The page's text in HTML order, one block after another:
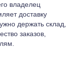
владелец
доставку
держать склад,
заказов,